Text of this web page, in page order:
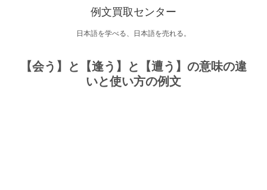
例文買取センター
日本語を学べる、日本語を売れる。
【会う】と【逢う】と【遭う】の意味の違
いと使い方の例文